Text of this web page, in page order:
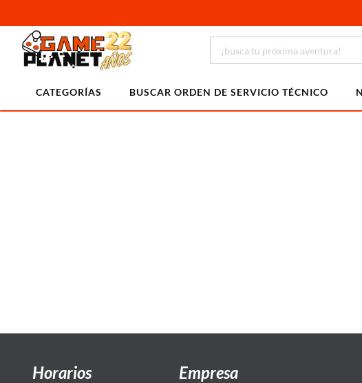
CATEGORÍAS BUSCAR ORDEN DE SERVICIO TÉCNICO
Horarios Empresa